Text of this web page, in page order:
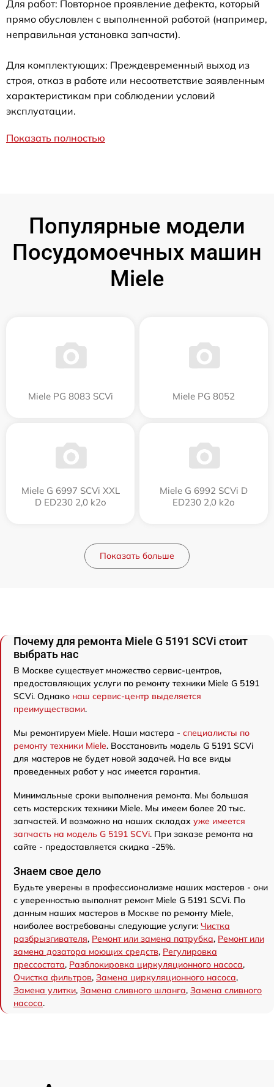
Для работ: Повторное проявление дефекта, который
прямо обусловлен с выполненной работой (например,
неправильная установка запчасти).
Для комплектующих: Преждевременный выход из
строя, отказ в работе или несоответствие заявленным
характеристикам при соблюдении условий
эксплуатации.
Показать полностью
Популярные модели
Посудомоечных машин
Miele
Miele PG 8083 SCVi Miele PG 8052
Miele G 6997 SCVi XXL
D ED230 2,0 k2o
Miele G 6992 SCVi D
ED230 2,0 k2o
Показать больше
Почему для ремонта Miele G 5191 SCVi стоит
выбрать нас
В Москве существует множество сервис-центров,
предоставляющих услуги по ремонту техники Miele G 5191
SCVi. Однако наш сервис-центр выделяется
преимуществами.
Мы ремонтируем Miele. Наши мастера - специалисты по
ремонту техники Miele. Восстановить модель G 5191 SCVi
для мастеров не будет новой задачей. На все виды
проведенных работ у нас имеется гарантия.
Минимальные сроки выполнения ремонта. Мы большая
сеть мастерских техники Miele. Мы имеем более 20 тыс.
запчастей. И возможно на наших складах уже имеется
запчасть на модель G 5191 SCVi. При заказе ремонта на
сайте - предоставляется скидка -25%.
Знаем свое дело
Будьте уверены в профессионализме наших мастеров - они
с уверенностью выполнят ремонт Miele G 5191 SCVi. По
данным наших мастеров в Москве по ремонту Miele,
наиболее востребованы следующие услуги: Чистка
разбрызгивателя, Ремонт или замена патрубка, Ремонт или
замена дозатора моющих средств, Регулировка
прессостата, Разблокировка циркуляционного насоса,
Очистка фильтров, Замена циркуляционного насоса,
Замена улитки, Замена сливного шланга, Замена сливного
насоса.